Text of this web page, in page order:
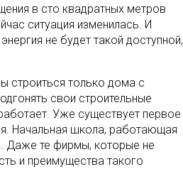
в сто квадратных метров
ситуация изменилась. И
не будет такой доступной,
строиться только дома с
свои строительные
Уже существует первое
Начальная школа, работающая
Даже те фирмы, которые не
и преимущества такого